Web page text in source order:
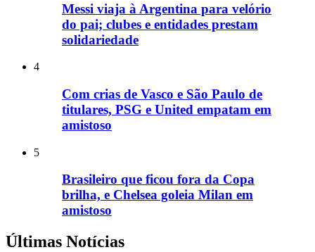
Messi viaja à Argentina para velório
do pai; clubes e entidades prestam
solidariedade
4
Com crias de Vasco e São Paulo de
titulares, PSG e United empatam em
amistoso
5
Brasileiro que ficou fora da Copa
brilha, e Chelsea goleia Milan em
amistoso
Últimas Notícias